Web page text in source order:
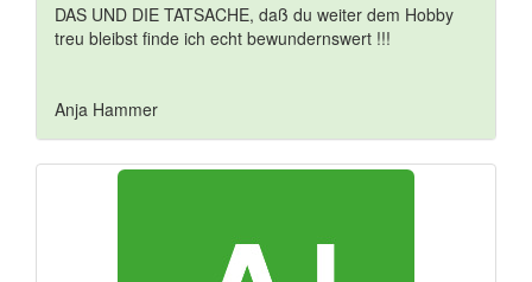
DAS UND DIE TATSACHE, daß du weiter dem Hobby
treu bleibst finde ich echt bewundernswert !!!
Anja Hammer